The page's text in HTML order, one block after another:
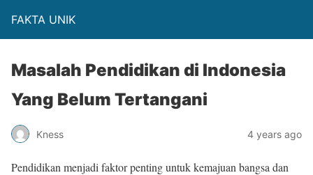
FAKTA UNIK
Masalah Pendidikan di Indonesia
Yang Belum Tertangani
Kness 4 years ago
Pendidikan menjadi faktor penting untuk kemajuan bangsa dan